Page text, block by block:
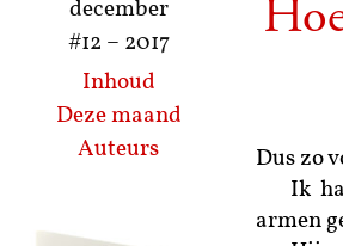
december
#12 – 2017
Inhoud
Deze maand
Auteurs
Dus zo
Ik
armen